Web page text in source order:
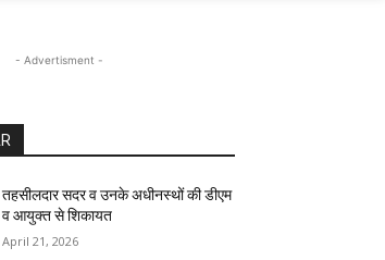
- Advertisment -
तहसीलदार सदर व उनके अधीनस्थों की डीएम
व आयुक्त से शिकायत
April 21, 2026